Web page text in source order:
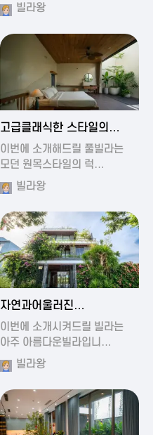
빌라왕
2024-11-19 00:37
고급클래식한 스타일의
럭셔리 풀빌라
이번에 소개해드릴 풀빌라는
모던 원목스타일의 럭…
빌라왕
2024-11-19 01:17
자연과어울러진
아름다운풀빌라
이번에 소개시켜드릴 빌라는
아주 아름다운빌라입니…
빌라왕